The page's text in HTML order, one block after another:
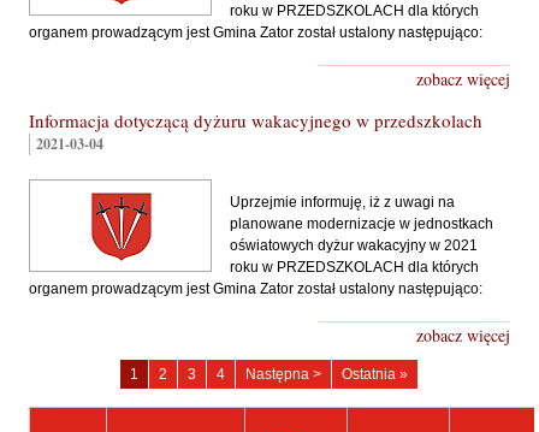
roku w PRZEDSZKOLACH dla których
organem prowadzącym jest Gmina Zator został ustalony następująco:
zobacz więcej
Informacja dotyczącą dyżuru wakacyjnego w przedszkolach
2021-03-04
Uprzejmie informuję, iż z uwagi na
planowane modernizacje w jednostkach
oświatowych dyżur wakacyjny w 2021
roku w PRZEDSZKOLACH dla których
organem prowadzącym jest Gmina Zator został ustalony następująco:
zobacz więcej
Oświata
-
strona
1
Oświata
-
strona
2
Oświata
-
strona
3
Oświata
-
strona
4 Następna > Ostatnia »